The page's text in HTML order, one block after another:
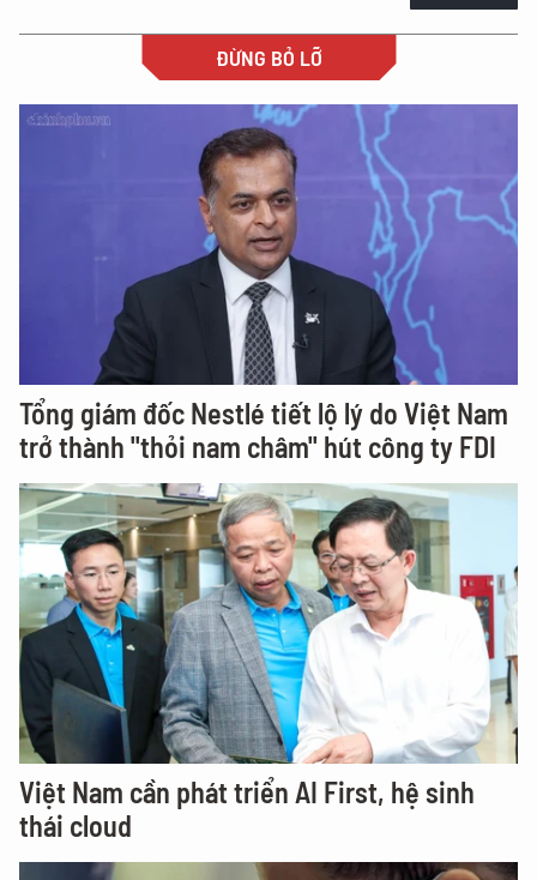
ĐỪNG BỎ LỠ
Tổng giám đốc Nestlé tiết lộ lý do Việt Nam
trở thành "thỏi nam châm" hút công ty FDI
Việt Nam cần phát triển AI First, hệ sinh
thái cloud